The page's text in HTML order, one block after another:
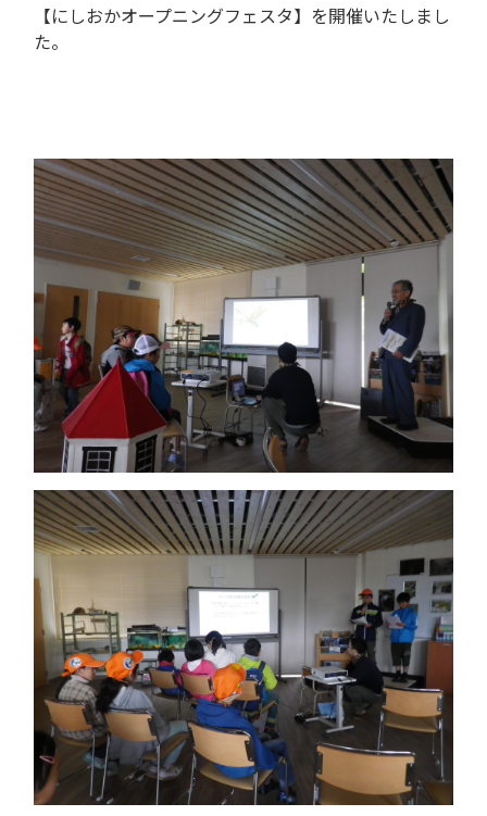
【にしおかオープニングフェスタ】を開催いたしまし
た。